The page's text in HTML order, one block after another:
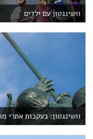
וושינגטון עם ילדים
וושינגטון: בעקבות אתרי